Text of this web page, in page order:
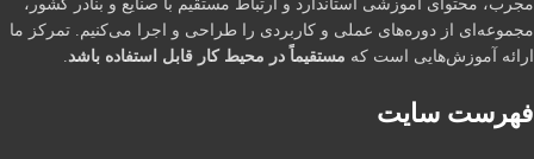
مجرب، محتوای آموزشی استاندارد و ارتباط مستقیم با صنایع و بنادر کشور،
مجموعه‌ای از دوره‌های عملی و کاربردی را طراحی و اجرا می‌کنیم. تمرکز ما
ارائه آموزش‌هایی است که مستقیماً در محیط کار قابل استفاده باشد
فهرست سایت